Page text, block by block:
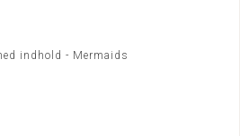
indhold - Mermaids